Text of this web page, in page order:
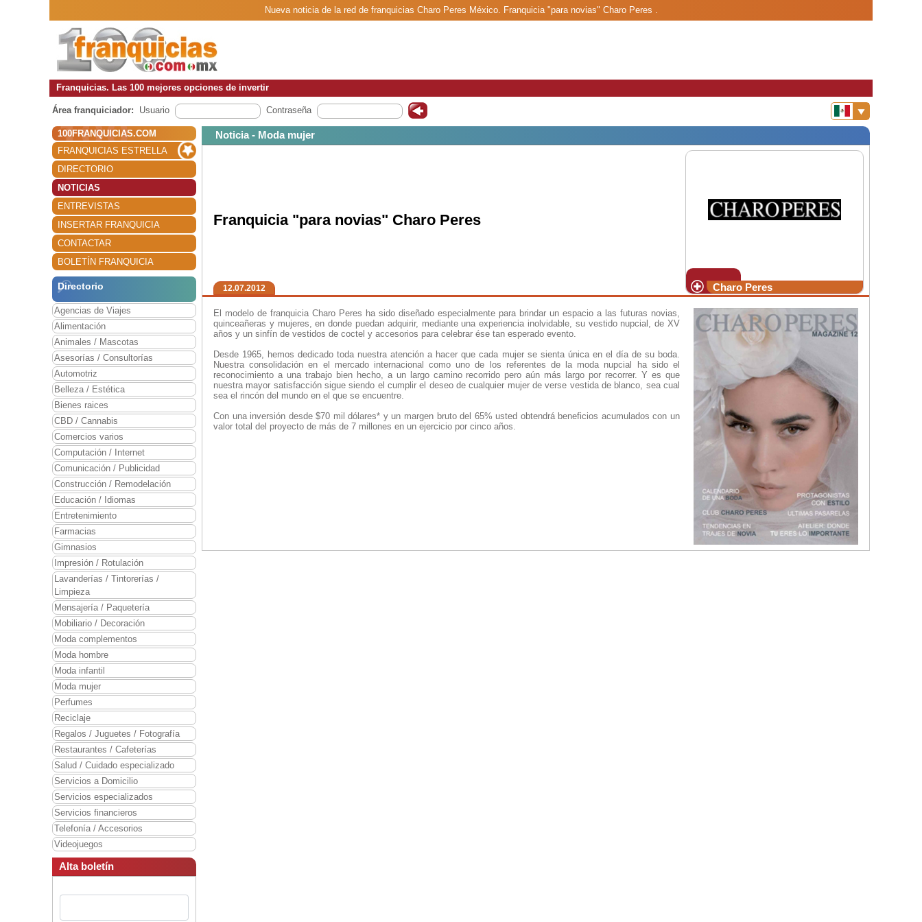
Nueva noticia de la red de franquicias Charo Peres México. Franquicia "para novias" Charo Peres .
Franquicias. Las 100 mejores opciones de invertir
Área franquiciador: Usuario Contraseña
100FRANQUICIAS.COM
FRANQUICIAS ESTRELLA
DIRECTORIO
NOTICIAS
ENTREVISTAS
INSERTAR FRANQUICIA
CONTACTAR
BOLETÍN FRANQUICIA
Directorio
Agencias de Viajes
Alimentación
Animales / Mascotas
Asesorías / Consultorías
Automotriz
Belleza / Estética
Bienes raices
CBD / Cannabis
Comercios varios
Computación / Internet
Comunicación / Publicidad
Construcción / Remodelación
Educación / Idiomas
Entretenimiento
Farmacias
Gimnasios
Impresión / Rotulación
Lavanderías / Tintorerías /
Limpieza
Mensajería / Paquetería
Mobiliario / Decoración
Moda complementos
Moda hombre
Moda infantil
Moda mujer
Perfumes
Reciclaje
Regalos / Juguetes / Fotografía
Restaurantes / Cafeterías
Salud / Cuidado especializado
Servicios a Domicilio
Servicios especializados
Servicios financieros
Telefonía / Accesorios
Videojuegos
Alta boletín
Noticia - Moda mujer
Charo Peres
Franquicia "para novias" Charo Peres
12.07.2012
El modelo de franquicia Charo Peres ha sido diseñado especialmente para brindar un espacio a las futuras novias,
quinceañeras y mujeres, en donde puedan adquirir, mediante una experiencia inolvidable, su vestido nupcial, de XV
años y un sinfín de vestidos de coctel y accesorios para celebrar ése tan esperado evento.
Desde 1965, hemos dedicado toda nuestra atención a hacer que cada mujer se sienta única en el día de su boda.
Nuestra consolidación en el mercado internacional como uno de los referentes de la moda nupcial ha sido el
reconocimiento a una trabajo bien hecho, a un largo camino recorrido pero aún más largo por recorrer. Y es que
nuestra mayor satisfacción sigue siendo el cumplir el deseo de cualquier mujer de verse vestida de blanco, sea cual
sea el rincón del mundo en el que se encuentre.
Con una inversión desde $70 mil dólares* y un margen bruto del 65% usted obtendrá beneficios acumulados con un
valor total del proyecto de más de 7 millones en un ejercicio por cinco años.